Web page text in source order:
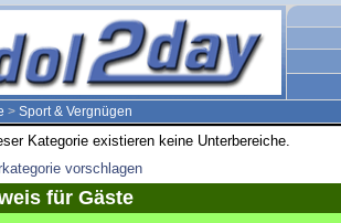
> Sport & Vergnügen
Kategorie existieren keine Unterbereiche.
vorschlagen
für Gäste